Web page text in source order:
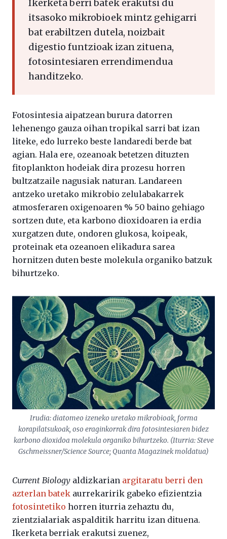
Ikerketa berri batek erakutsi du
itsasoko mikrobioek mintz gehigarri
bat erabiltzen dutela, noizbait
digestio funtzioak izan zituena,
fotosintesiaren errendimendua
handitzeko.
Fotosintesia aipatzean burura datorren
lehenengo gauza oihan tropikal sarri bat izan
liteke, edo lurreko beste landaredi berde bat
agian. Hala ere, ozeanoak betetzen dituzten
fitoplankton hodeiak dira prozesu horren
bultzatzaile nagusiak naturan. Landareen
antzeko uretako mikrobio zelulabakarrek
atmosferaren oxigenoaren % 50 baino gehiago
sortzen dute, eta karbono dioxidoaren ia erdia
xurgatzen dute, ondoren glukosa, koipeak,
proteinak eta ozeanoen elikadura sarea
hornitzen duten beste molekula organiko batzuk
bihurtzeko.
Irudia: diatomeo izeneko uretako mikrobioak, forma
korapilatsukoak, oso eraginkorrak dira fotosintesiaren bidez
karbono dioxidoa molekula organiko bihurtzeko. (Iturria: Steve
Gschmeissner/Science Source; Quanta Magazinek moldatua)
Current Biology aldizkarian argitaratu berri den
azterlan batek aurrekaririk gabeko efizientzia
fotosintetiko horren iturria zehaztu du,
zientzialariak aspalditik harritu izan dituena.
Ikerketa berriak erakutsi zuenez,